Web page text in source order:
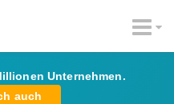
Unternehmen.
auch